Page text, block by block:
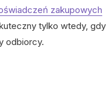
zakupowych
tylko wtedy, gdy
odbiorcy.